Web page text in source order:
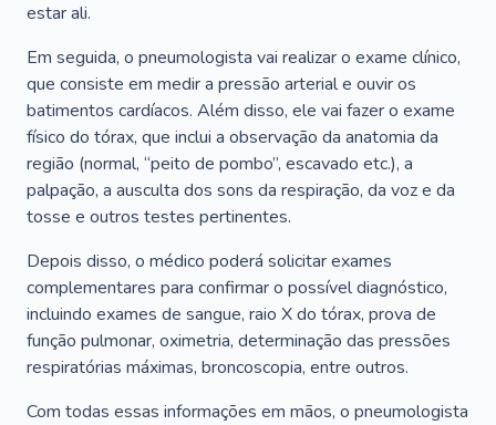
estar ali.
Em seguida, o pneumologista vai realizar o exame clínico,
que consiste em medir a pressão arterial e ouvir os
batimentos cardíacos. Além disso, ele vai fazer o exame
físico do tórax, que inclui a observação da anatomia da
região (normal, “peito de pombo”, escavado etc.), a
palpação, a ausculta dos sons da respiração, da voz e da
tosse e outros testes pertinentes.
Depois disso, o médico poderá solicitar exames
complementares para confirmar o possível diagnóstico,
incluindo exames de sangue, raio X do tórax, prova de
função pulmonar, oximetria, determinação das pressões
respiratórias máximas, broncoscopia, entre outros.
Com todas essas informações em mãos, o pneumologista